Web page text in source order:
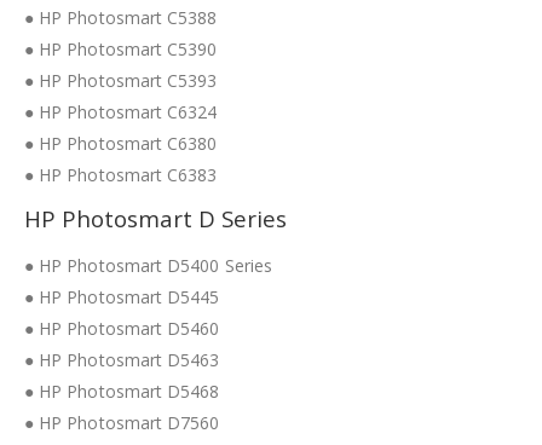
● HP Photosmart C5388
● HP Photosmart C5390
● HP Photosmart C5393
● HP Photosmart C6324
● HP Photosmart C6380
● HP Photosmart C6383
HP Photosmart D Series
● HP Photosmart D5400 Series
● HP Photosmart D5445
● HP Photosmart D5460
● HP Photosmart D5463
● HP Photosmart D5468
● HP Photosmart D7560